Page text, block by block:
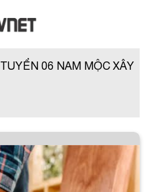
TUYỂN 06 NAM MỘC XÂY